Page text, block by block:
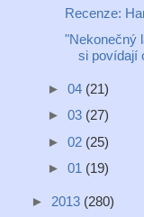
Recenze:
"Nekonečný
si povídají
► 04 (21)
► 03 (27)
► 02 (25)
► 01 (19)
► 2013 (280)